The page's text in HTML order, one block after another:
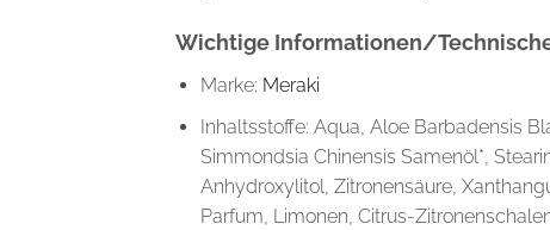
Wichtige Informationen/
Marke: Meraki
Inhaltsstoffe: Aqua, Aloe Barbadensis
Simmondsia Chinensis Samenöl*,
Anhydroxylitol, Zitronensäure,
Parfum, Limonen, Citrus-